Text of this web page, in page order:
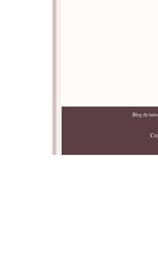
Blog de